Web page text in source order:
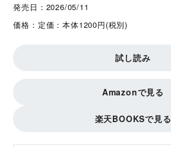
発売日： 2026/05/11
価格： 定価：本体1200円(税別)
試し読み
Amazonで見る
楽天BOOKSで見る